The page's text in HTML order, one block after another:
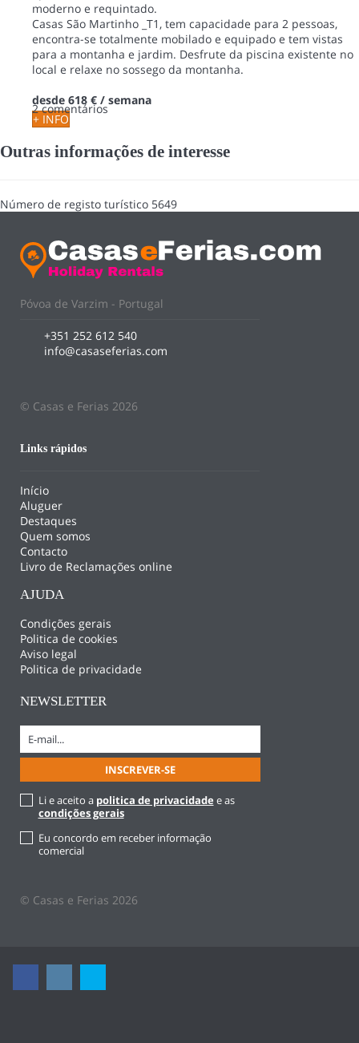
moderno e requintado.
Casas São Martinho _T1, tem capacidade para 2 pessoas,
encontra-se totalmente mobilado e equipado e tem vistas
para a montanha e jardim. Desfrute da piscina existente no
local e relaxe no sossego da montanha.
2 comentários
desde 618 € / semana
+ INFO
Outras informações de interesse
Número de registo turístico 5649
Póvoa de Varzim - Portugal
+351 252 612 540
info@casaseferias.com
© Casas e Ferias 2026
Links rápidos
Início
Aluguer
Destaques
Quem somos
Contacto
Livro de Reclamações online
AJUDA
Condições gerais
Politica de cookies
Aviso legal
Politica de privacidade
NEWSLETTER
Li e aceito a politica de privacidade e as
condições gerais
Eu concordo em receber informação
comercial
© Casas e Ferias 2026